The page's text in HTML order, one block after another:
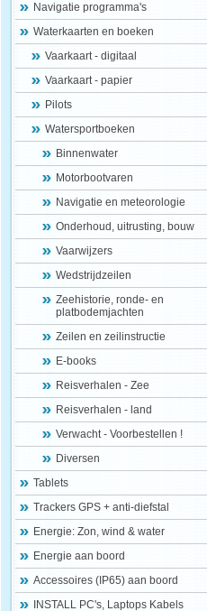
Navigatie programma's
Waterkaarten en boeken
Vaarkaart - digitaal
Vaarkaart - papier
Pilots
Watersportboeken
Binnenwater
Motorbootvaren
Navigatie en meteorologie
Onderhoud, uitrusting, bouw
Vaarwijzers
Wedstrijdzeilen
Zeehistorie, ronde- en
platbodemjachten
Zeilen en zeilinstructie
E-books
Reisverhalen - Zee
Reisverhalen - land
Verwacht - Voorbestellen !
Diversen
Tablets
Trackers GPS + anti-diefstal
Energie: Zon, wind & water
Energie aan boord
Accessoires (IP65) aan boord
INSTALL PC's, Laptops Kabels